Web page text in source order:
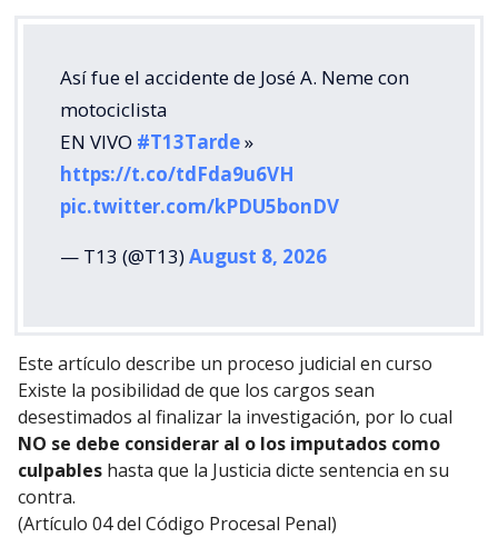
Así fue el accidente de José A. Neme con
motociclista
EN VIVO #T13Tarde»
https://t.co/tdFda9u6VH
pic.twitter.com/kPDU5bonDV
— T13 (@T13)August 8, 2026
Este artículo describe un proceso judicial en curso
Existe la posibilidad de que los cargos sean
desestimados al finalizar la investigación, por lo cual
NO se debe considerar al o los imputados como
culpables hasta que la Justicia dicte sentencia en su
contra.
(Artículo 04 del Código Procesal Penal)